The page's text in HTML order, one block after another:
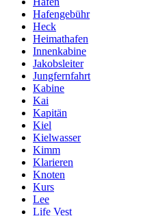
Hafengebühr
Heck
Heimathafen
Innenkabine
Jakobsleiter
Jungfernfahrt
Kabine
Kai
Kapitän
Kiel
Kielwasser
Kimm
Klarieren
Knoten
Kurs
Lee
Life Vest